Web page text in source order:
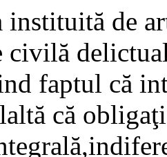
instituită de
civilă
faptul că
că